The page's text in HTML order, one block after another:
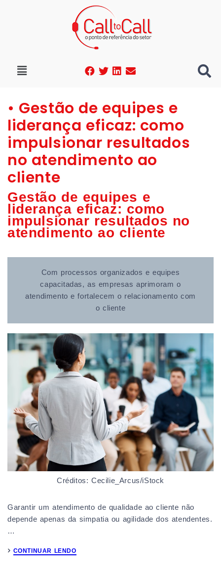
• Gestão de equipes e
liderança eficaz: como
impulsionar resultados
no atendimento ao
cliente
Gestão de equipes e
liderança eficaz: como
impulsionar resultados no
atendimento ao cliente
Com processos organizados e equipes
capacitadas, as empresas aprimoram o
atendimento e fortalecem o relacionamento com
o cliente
Créditos: Cecilie_Arcus/iStock
Garantir um atendimento de qualidade ao cliente não
depende apenas da simpatia ou agilidade dos atendentes.
…
CONTINUAR LENDO